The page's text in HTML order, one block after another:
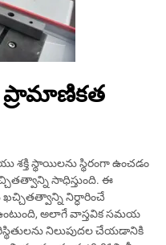
ప్రామాణికత
శక్తి స్థాయిలను స్థిరంగా ఉంచడం
సాధిస్తుంది. ఈ
ఖచ్చితత్వాన్ని నిర్ధారించే
అలాగే వాస్తవిక సమయ
నిలుపుదల చేయడానికి